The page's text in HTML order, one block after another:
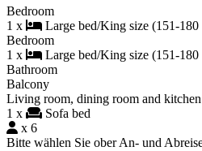
Bedroom
1 x
Large bed/King size (151-
Bedroom
1 x
Large bed/King size (151-
Bathroom
Balcony
Living room, dining room and kitchen
1 x
Sofa bed
x 6
Bitte wählen Sie ober An- und